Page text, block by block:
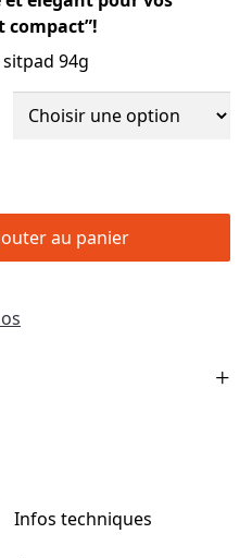
compact”!
sitpad 94g
au panier
Infos techniques